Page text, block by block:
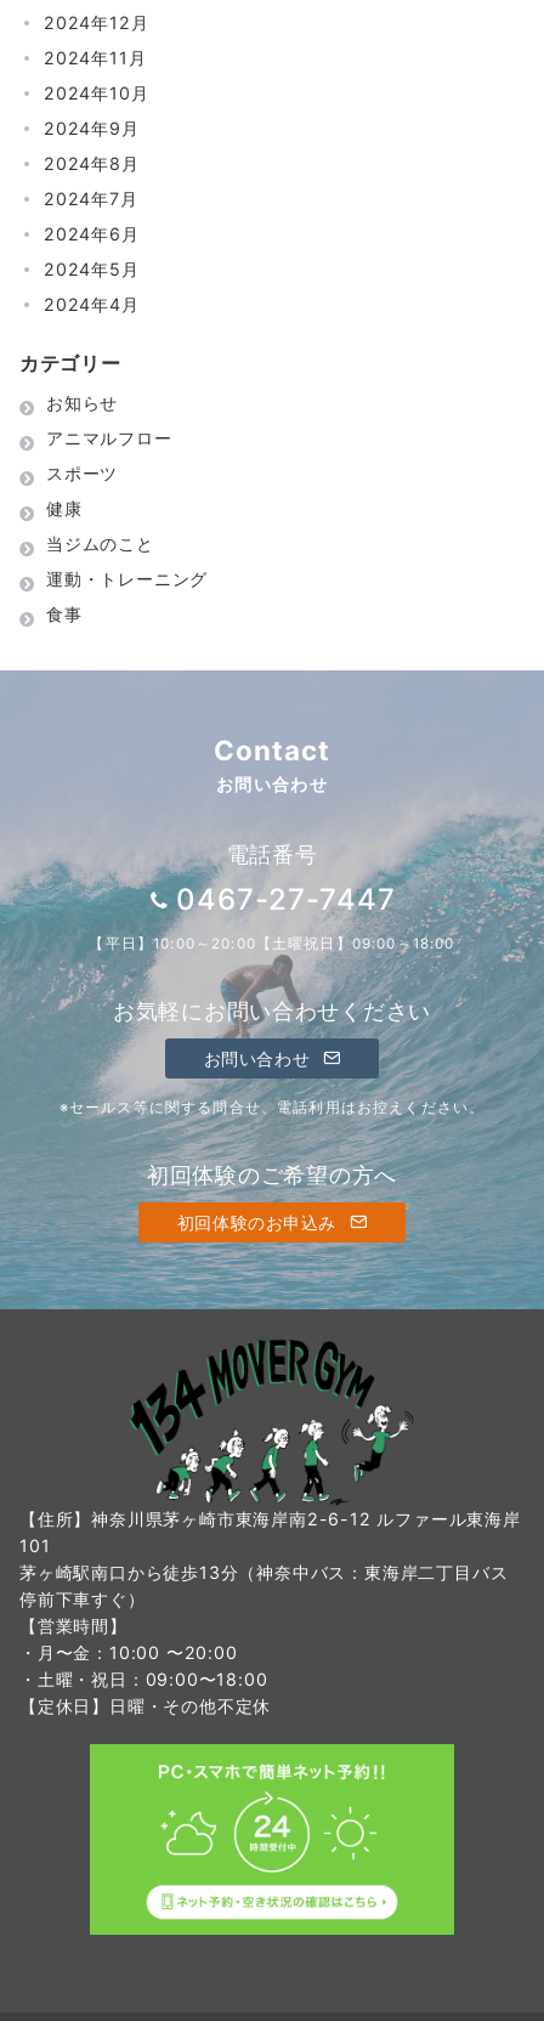
2024年12月
2024年11月
2024年10月
2024年9月
2024年8月
2024年7月
2024年6月
2024年5月
2024年4月
カテゴリー
お知らせ
アニマルフロー
スポーツ
健康
当ジムのこと
運動・トレーニング
食事
Contact
お問い合わせ
電話番号
0467-27-7447
【平日】10:00～20:00【土曜祝日】09:00～18:00
お気軽にお問い合わせください
お問い合わせ
※セールス等に関する問合せ、電話利用はお控えください。
初回体験のご希望の方へ
初回体験のお申込み
【住所】神奈川県茅ヶ崎市東海岸南2-6-12 ルファール東海岸
101
茅ヶ崎駅南口から徒歩13分（神奈中バス：東海岸二丁目バス
停前下車すぐ）
【営業時間】
・月〜金：10:00 〜20:00
・土曜・祝日：09:00〜18:00
【定休日】日曜・その他不定休